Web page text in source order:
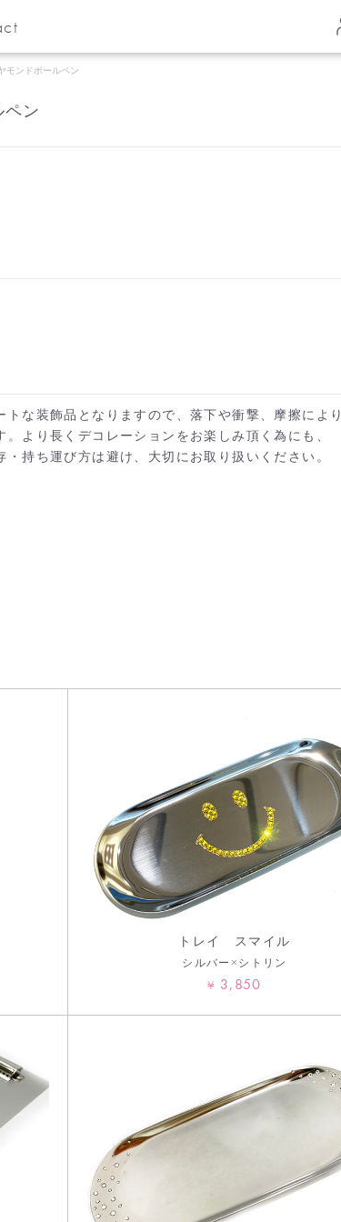
モンドボールペン
ペン
な装飾品となりますので、落下や衝撃、摩擦により
より長くデコレーションをお楽しみ頂く為にも、
持ち運び方は避け、大切にお取り扱いください。
トレイ スマイル
シルバー×シトリン
¥ 3,850